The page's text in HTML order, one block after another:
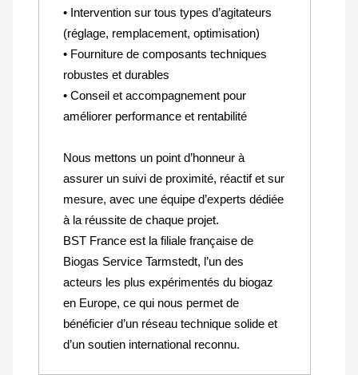
• Intervention sur tous types d’agitateurs
(réglage, remplacement, optimisation)
• Fourniture de composants techniques
robustes et durables
• Conseil et accompagnement pour
améliorer performance et rentabilité
Nous mettons un point d’honneur à
assurer un suivi de proximité, réactif et sur
mesure, avec une équipe d’experts dédiée
à la réussite de chaque projet.
BST France est la filiale française de
Biogas Service Tarmstedt, l’un des
acteurs les plus expérimentés du biogaz
en Europe, ce qui nous permet de
bénéficier d’un réseau technique solide et
d’un soutien international reconnu.